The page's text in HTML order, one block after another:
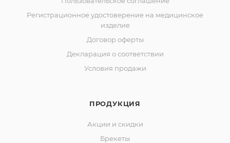
Регистрационное удостоверение на медицинское
изделие
Договор оферты
Декларация о соответствии
Условия продажи
ПРОДУКЦИЯ
Акции и скидки
Брекеты